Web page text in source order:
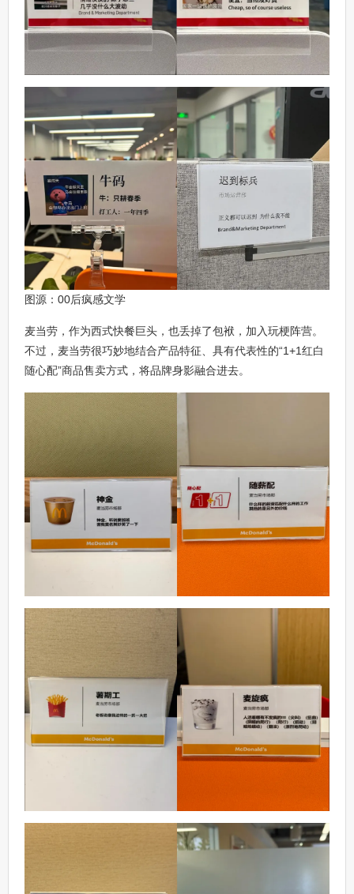
图源：00后疯感文学
麦当劳，作为西式快餐巨头，也丢掉了包袱，加入玩梗阵营。
不过，麦当劳很巧妙地结合产品特征、具有代表性的“1+1红白
随心配”商品售卖方式，将品牌身影融合进去。